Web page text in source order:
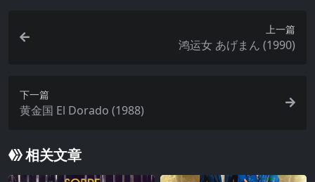
上一篇
鸿运女 あげまん (1990)
下一篇
黄金国 El Dorado (1988)
相关文章